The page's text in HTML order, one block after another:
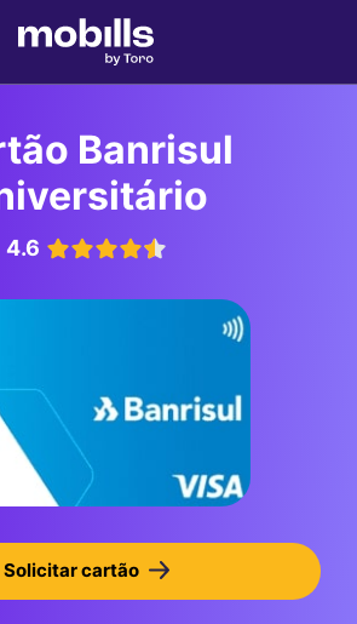
Banrisul
4.6
Solicitar cartão